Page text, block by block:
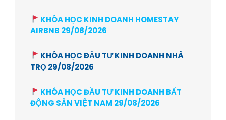
KHÓA HỌC KINH DOANH HOMESTAY
AIRBNB 29/08/2026
KHÓA HỌC ĐẦU TƯ KINH DOANH NHÀ
TRỌ 29/08/2026
KHÓA HỌC ĐẦU TƯ KINH DOANH BẤT
ĐỘNG SẢN VIỆT NAM 29/08/2026